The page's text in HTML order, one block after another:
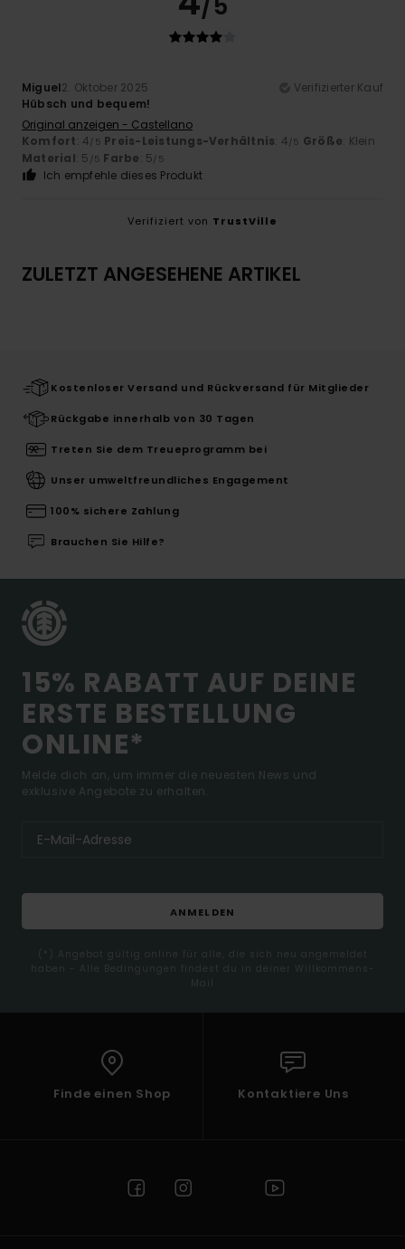
Miguel2. Oktober 2025
Verifizierter Kauf
Hübsch und bequem!
Original anzeigen - Castellano
Komfort: 4/5 Preis-Leistungs-Verhältnis: 4/5 Größe: Klein
Material: 5 /5 Farbe: 5/5
Ich empfehle dieses Produkt
Verifiziert von TrustVille
ZULETZT ANGESEHENE ARTIKEL
Kostenloser Versand und Rückversand für Mitglieder
Rückgabe innerhalb von 30 Tagen
Treten Sie dem Treueprogramm bei
Unser umweltfreundliches Engagement
100% sichere Zahlung
Brauchen Sie Hilfe?
15% RABATT AUF DEINE
ERSTE BESTELLUNG
ONLINE*
Melde dich an, um immer die neuesten News und
exklusive Angebote zu erhalten.
ANMELDEN
(*) Angebot gültig online für alle, die sich neu angemeldet
haben - Alle Bedingungen findest du in deiner Willkommens-
Mail
Finde einen Shop Kontaktiere Uns